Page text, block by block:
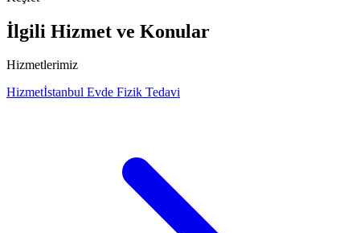
İlgili Hizmet ve Konular
Hizmetlerimiz
Hizmetİstanbul Evde Fizik Tedavi